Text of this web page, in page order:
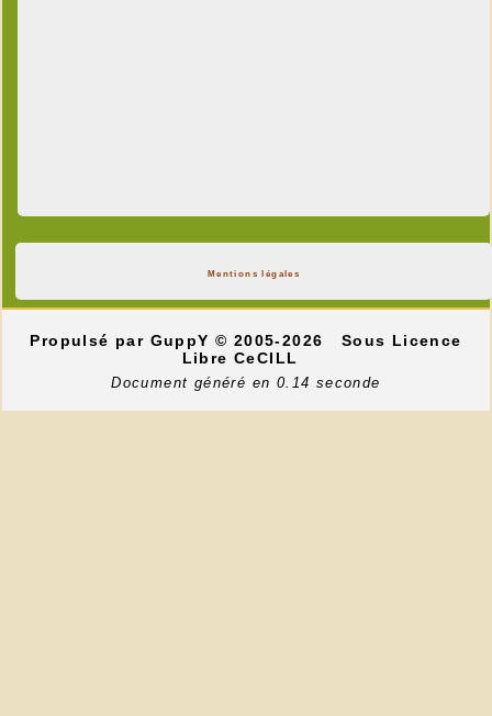
Mentions légales
Propulsé par GuppY© 2005-2026
Sous Licence
Libre CeCILL
Document généré en 0.14 seconde